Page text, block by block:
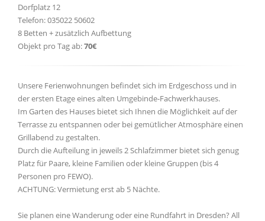
Dorfplatz 12
Telefon: 035022 50602
8 Betten + zusätzlich Aufbettung
Objekt pro Tag ab:70€
Unsere Ferienwohnungen befindet sich im Erdgeschoss und in
der ersten Etage eines alten Umgebinde-Fachwerkhauses.
Im Garten des Hauses bietet sich Ihnen die Möglichkeit auf der
Terrasse zu entspannen oder bei gemütlicher Atmosphäre einen
Grillabend zu gestalten.
Durch die Aufteilung in jeweils 2 Schlafzimmer bietet sich genug
Platz für Paare, kleine Familien oder kleine Gruppen (bis 4
Personen pro FEWO).
ACHTUNG: Vermietung erst ab 5 Nächte.
Sie planen eine Wanderung oder eine Rundfahrt in Dresden? All